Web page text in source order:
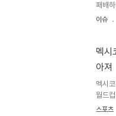
패배
확보
실히
영은
다.
이슈
멕시
아져
멕시
월드
망스
스포츠